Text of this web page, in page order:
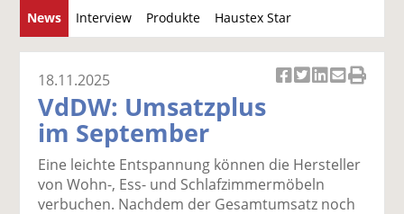
News Interview Produkte Haustex Star
u
c
el
a
uf
el
t
wi
a
uf
el
p D
ru
18.11.2025
VdDW: Umsatzplus
im September
Eine leichte Entspannung können die Hersteller
von Wohn-, Ess- und Schlafzimmermöbeln
verbuchen. Nachdem der Gesamtumsatz noch